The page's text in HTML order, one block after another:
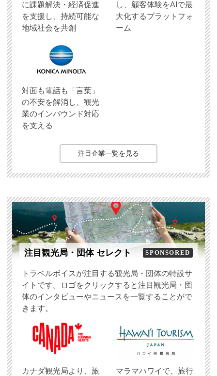
に課題解決・経済促進
を支援し、持続可能な
地域社会を共創
し、顧客体験をAIで最
大化するプラットフォ
ーム
対面も電話も「言葉」
の不安を解消し、観光
業のインバウンド対応
を支える
注目企業一覧を見る
注目観光局・団体 セレクト SPONSORED
トラベルボイスが注目する観光局・団体の特設サ
イトです。ロゴをクリックすると注目観光局・団
体のインタビューやニュースを一覧することがで
きます。
​カナダ観光局より、旅
マラマハワイで、旅行